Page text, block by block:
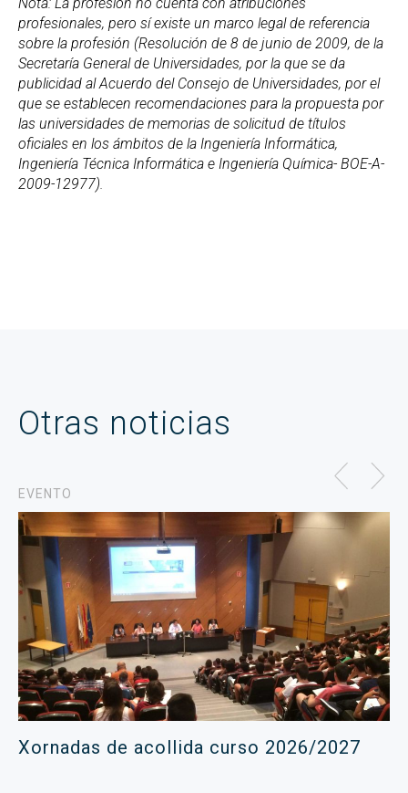
profesionales, pero sí existe un marco legal de referencia
sobre la profesión (Resolución de 8 de junio de 2009, de la
Secretaría General de Universidades, por la que se da
publicidad al Acuerdo del Consejo de Universidades, por el
que se establecen recomendaciones para la propuesta por
las universidades de memorias de solicitud de títulos
oficiales en los ámbitos de la Ingeniería Informática,
Ingeniería Técnica Informática e Ingeniería Química- BOE-A-
2009-12977).
Otras noticias
EVENTO
Xornadas de acollida curso 2026/2027